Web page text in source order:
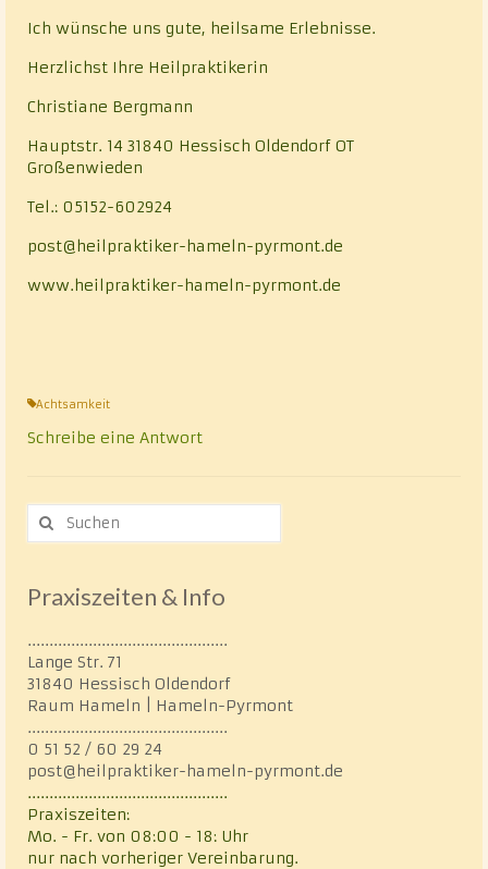
Ich wünsche uns gute, heilsame Erlebnisse.
Herzlichst Ihre Heilpraktikerin
Christiane Bergmann
Hauptstr. 14 31840 Hessisch Oldendorf OT
Großenwieden
Tel.: 05152-602924
post@heilpraktiker-hameln-pyrmont.de
www.heilpraktiker-hameln-pyrmont.de
Achtsamkeit
Schreibe eine Antwort
Suche
nach:
Praxiszeiten & Info
..............................................
Lange Str. 71
31840 Hessisch Oldendorf
Raum Hameln | Hameln-Pyrmont
..............................................
0 51 52 / 60 29 24
post@heilpraktiker-hameln-pyrmont.de
..............................................
Praxiszeiten:
Mo. - Fr. von 08:00 - 18: Uhr
nur nach vorheriger Vereinbarung.